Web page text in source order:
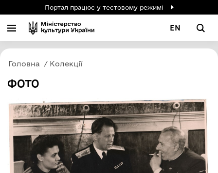
Портал працює у тестовому режимі
EN
Головна Колекції
ФОТО